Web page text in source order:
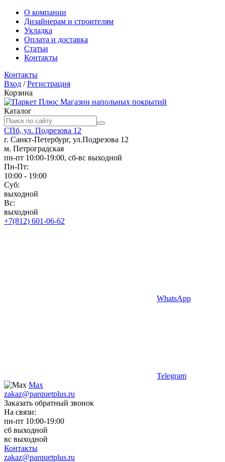
О компании
Дизайнерам и строителям
Укладка
Оплата и доставка
Статьи
Контакты
Контакты
Вход /Регистрация
Корзина
Магазин напольных покрытий
Каталог
СПб, ул. Подрезова 12
г. Санкт-Петербург, ул.Подрезова 12
м. Петроградская
пн-пт 10:00-19:00, сб-вс выходной
Пн-Пт:
10:00 - 19:00
Суб:
выходной
Вс:
выходной
+7(812) 601-06-62
WhatsApp
Telegram
Max
zakaz@parquetplus.ru
Заказать обратный звонок
На связи:
пн-пт 10:00-19:00
сб выходной
вс выходной
Контакты
zakaz@parquetplus.ru